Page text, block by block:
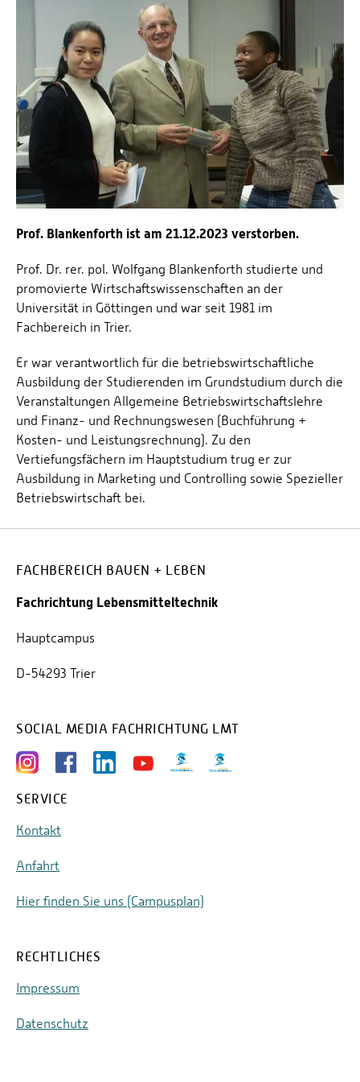
Prof. Dr. Tenhumberg
Prof. Dr.-Ing. Jens Voigt
Prof. Blankenforth ist am 21.12.2023 verstorben.
Prof. Dr. rer. pol. Wolfgang Blankenforth studierte und
promovierte Wirtschaftswissenschaften an der
Universität in Göttingen und war seit 1981 im
Fachbereich in Trier.
Er war verantwortlich für die betriebswirtschaftliche
Ausbildung der Studierenden im Grundstudium durch die
Veranstaltungen Allgemeine Betriebswirtschaftslehre
und Finanz- und Rechnungswesen (Buchführung +
Kosten- und Leistungsrechnung). Zu den
Vertiefungsfächern im Hauptstudium trug er zur
Ausbildung in Marketing und Controlling sowie Spezieller
Betriebswirtschaft bei.
FACHBEREICH BAUEN + LEBEN
Fachrichtung Lebensmitteltechnik
Hauptcampus
D-54293 Trier
SOCIAL MEDIA FACHRICHTUNG LMT
SERVICE
Kontakt
Anfahrt
Hier finden Sie uns (Campusplan)
RECHTLICHES
Impressum
Datenschutz